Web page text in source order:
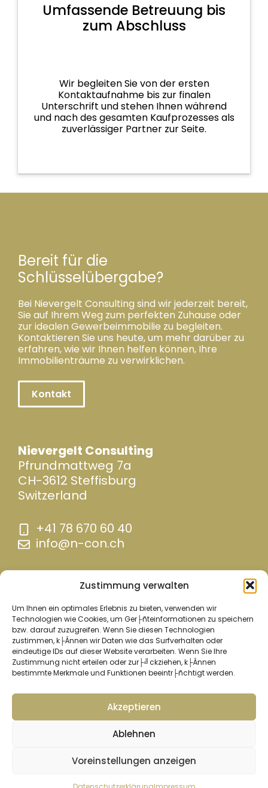
Zustimmung verwalten
Um Ihnen ein optimales Erlebnis zu bieten, verwenden wir
Technologien wie Cookies, um Ger├ñteinformationen zu speichern
bzw. darauf zuzugreifen. Wenn Sie diesen Technologien
zustimmen, k├Ânnen wir Daten wie das Surfverhalten oder
eindeutige IDs auf dieser Website verarbeiten. Wenn Sie Ihre
Zustimmung nicht erteilen oder zur├╝ckziehen, k├Ânnen
bestimmte Merkmale und Funktionen beeintr├ñchtigt werden.
Akzeptieren
Ablehnen
Voreinstellungen anzeigen
Umfassende Betreuung bis
zum Abschluss
Wir begleiten Sie von der ersten
Kontaktaufnahme bis zur finalen
Unterschrift und stehen Ihnen während
und nach des gesamten Kaufprozesses als
zuverlässiger Partner zur Seite.
Bereit für die
Schlüsselübergabe?
Bei Nievergelt Consulting sind wir jederzeit bereit,
Sie auf Ihrem Weg zum perfekten Zuhause oder
zur idealen Gewerbeimmobilie zu begleiten.
Kontaktieren Sie uns heute, um mehr darüber zu
erfahren, wie wir Ihnen helfen können, Ihre
Immobilienträume zu verwirklichen.
Kontakt
Nievergelt Consulting
Pfrundmattweg 7a
CH-3612 Steffisburg
Switzerland
+41 78 670 60 40
info@n-con.ch
© Nievergelt Consulting | Website by
Netzpanda